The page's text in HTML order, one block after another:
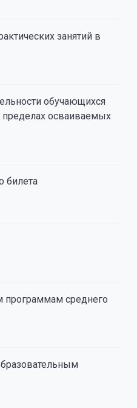
занятий в
обучающихся
осваиваемых
билета
программам среднего